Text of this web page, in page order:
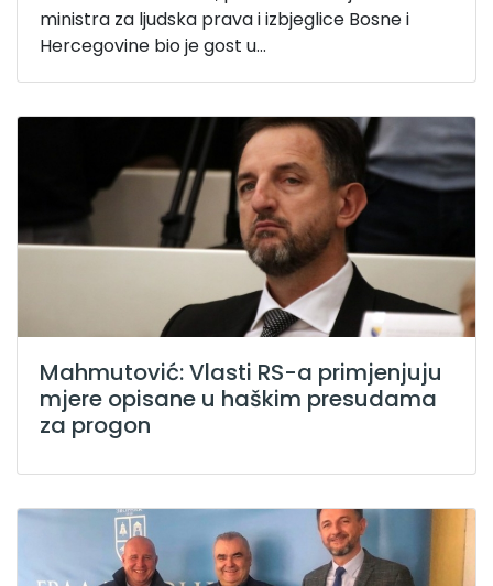
ministra za ljudska prava i izbjeglice Bosne i
Hercegovine bio je gost u...
Mahmutović: Vlasti RS-a primjenjuju
mjere opisane u haškim presudama
za progon